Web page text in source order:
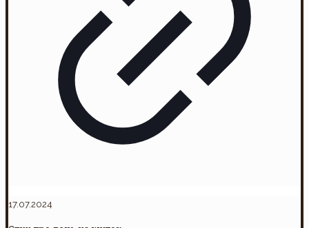
17.07.2024